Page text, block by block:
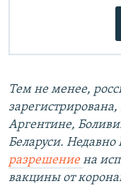
Тем не менее,
Аргентине,
Беларуси. Недавно
разрешениена
вакцины от